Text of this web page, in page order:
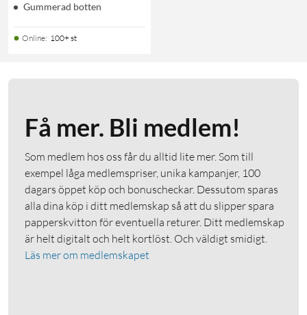
Gummerad botten
Online: 100+ st
Få mer. Bli medlem!
Som medlem hos oss får du alltid lite mer. Som till
exempel låga medlemspriser, unika kampanjer, 100
dagars öppet köp och bonuscheckar. Dessutom sparas
alla dina köp i ditt medlemskap så att du slipper spara
papperskvitton för eventuella returer. Ditt medlemskap
är helt digitalt och helt kortlöst. Och väldigt smidigt.
Läs mer om medlemskapet